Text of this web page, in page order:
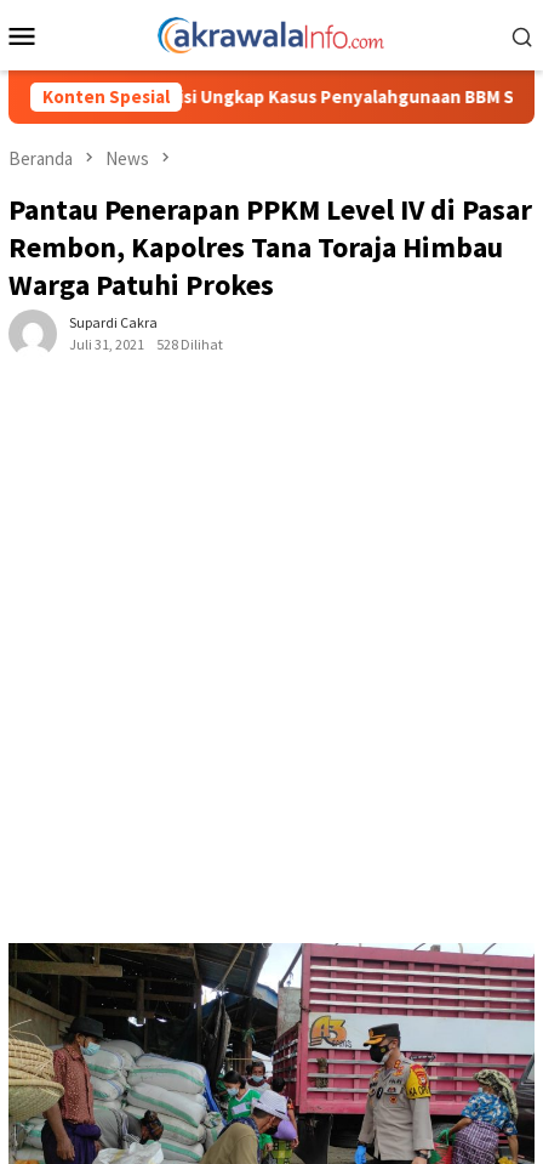
ke
Mobile
Konten Spesial
Penyalahgunaan BBM Solar Subsidi, Kasat Reskrim Polres
Beranda News
Pantau Penerapan PPKM Level IV di Pasar
Rembon, Kapolres Tana Toraja Himbau
Warga Patuhi Prokes
Supardi Cakra
Juli 31, 2021
528 Dilihat